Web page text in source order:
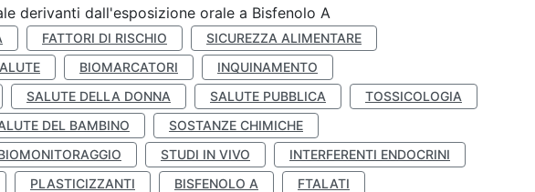
derivanti dall'esposizione orale a Bisfenolo A
FATTORI DI RISCHIO
SICUREZZA ALIMENTARE
BIOMARCATORI
INQUINAMENTO
SALUTE DELLA DONNA SALUTE PUBBLICA
TOSSICOLOGIA
DEL BAMBINO
SOSTANZE CHIMICHE
STUDI IN VIVO
INTERFERENTI ENDOCRINI
PLASTICIZZANTI BISFENOLO A
FTALATI